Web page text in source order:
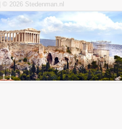
| © 2026 Stedenman.nl